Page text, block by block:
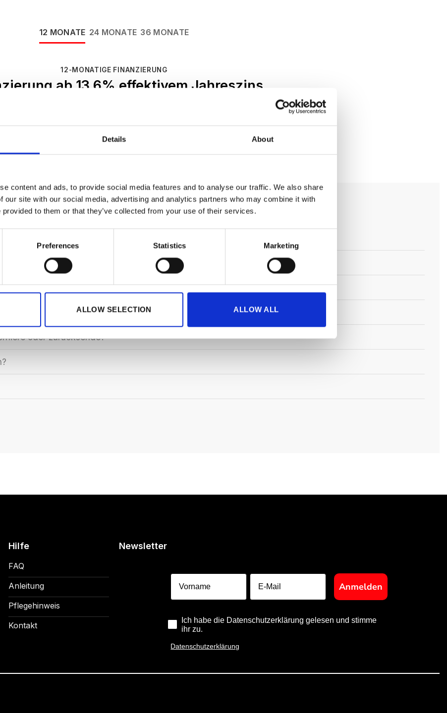
Details About
content and ads, to provide social media features and to analyse our traffic. We also share
our site with our social media, advertising and analytics partners who may combine it with
provided to them or that they’ve collected from your use of their services.
Preferences Statistics Marketing
ALLOW SELECTION ALLOW ALL
12 MONATE 24 MONATE 36 MONATE
12-MONATIGE FINANZIERUNG
ab 13,6% effektivem Jahreszins
beim Kauf von Pepper Anzug, Batteriebox, Pepper Bundle und dem
Pepper Partner Bundle.
Die häufigsten Fragen zu Klarna
oder zurücksende?
Hilfe
FAQ
Anleitung
Pflegehinweis
Kontakt
Newsletter
Vorname E-Mail
Anmelden
Ich habe die Datenschutzerklärung gelesen und stimme
ihr zu.
Datenschutzerklärung